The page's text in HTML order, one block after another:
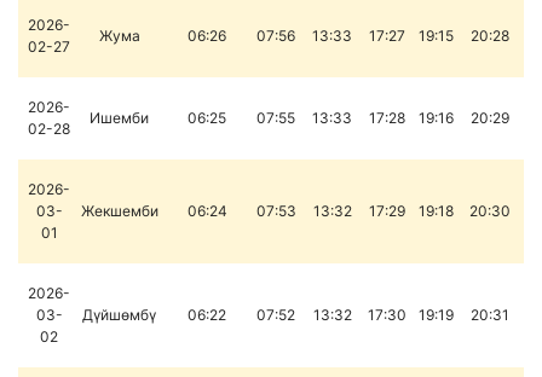
2026-
02-27
Жума 06:26 07:56 13:33 17:27 19:15 20:28
2026-
02-28
Ишемби 06:25 07:55 13:33 17:28 19:16 20:29
2026-
03-
01
Жекшемби 06:24 07:53 13:32 17:29 19:18 20:30
2026-
03-
02
Дүйшөмбү 06:22 07:52 13:32 17:30 19:19 20:31